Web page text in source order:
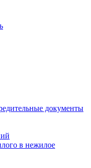
документы
в нежилое